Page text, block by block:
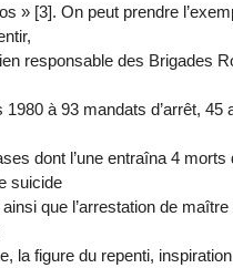
» [3]. On peut prendre
responsable des Brigades
à 93 mandats d’arrêt, 45
dont l’une entraîna 4 morts
suicide
ainsi que l’arrestation de
la figure du repenti,